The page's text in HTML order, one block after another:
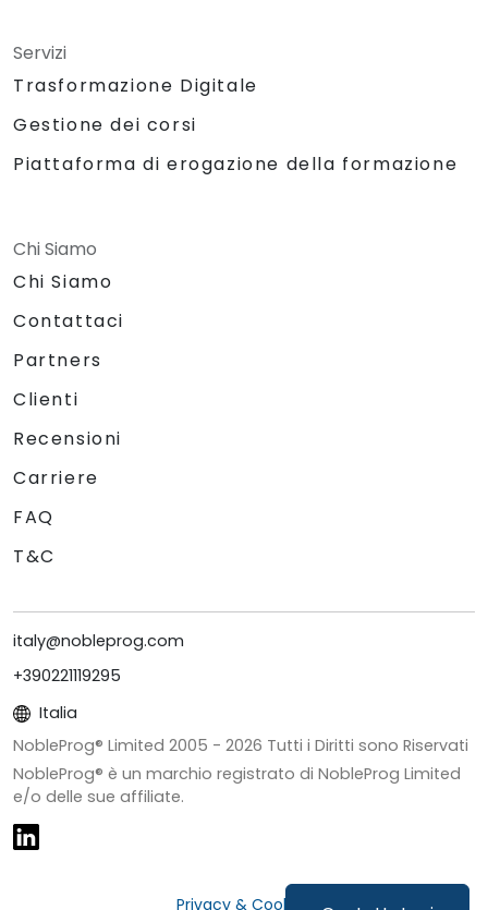
Servizi
Trasformazione Digitale
Gestione dei corsi
Piattaforma di erogazione della formazione
Chi Siamo
Chi Siamo
Contattaci
Partners
Clienti
Recensioni
Carriere
FAQ
T&C
italy@nobleprog.com
+390221119295
Italia
NobleProg® Limited 2005 - 2026 Tutti i Diritti sono Riservati
NobleProg® è un marchio registrato di NobleProg Limited
e/o delle sue affiliate.
Privacy & Cookies